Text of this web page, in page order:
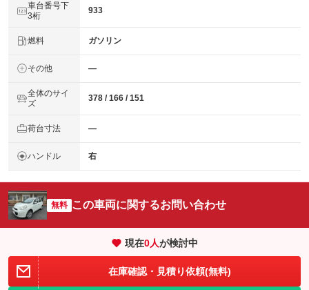
車台番号下
3桁
933
燃料 ガソリン
その他 ―
全体のサイ
ズ
378 / 166 / 151
荷台寸法 ―
ハンドル 右
無料 この車両に関するお問い合わせ
現在0人が検討中
在庫確認・見積り依頼(無料)